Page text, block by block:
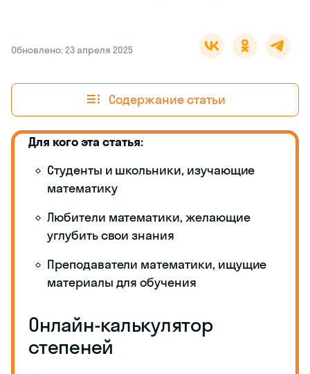
Обновлено: 23 апреля 2025
Содержание статьи
Для кого эта статья:
Студенты и школьники, изучающие
математику
Любители математики, желающие
углубить свои знания
Преподаватели математики, ищущие
материалы для обучения
Онлайн-калькулятор
степеней